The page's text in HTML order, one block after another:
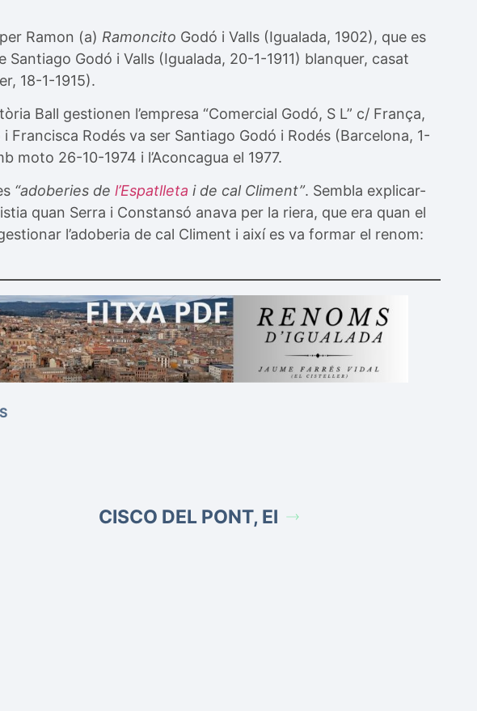
Ramon (a) Ramoncito Godó i Valls (Igualada, 1902), que es
Godó i Valls (Igualada, 20-1-1911) blanquer, casat
18-1-1915).
Ball gestionen l’empresa “Comercial Godó, S L” c/ França,
Francisca Rodés va ser Santiago Godó i Rodés (Barcelona, 1-
moto 26-10-1974 i l’Aconcagua el 1977.
“adoberies del’Espatlletai de cal Climent”. Sembla explicar-
quan Serra i Constansó anava per la riera, que era quan el
l’adoberia de cal Climent i així es va formar el renom:
CISCO DEL PONT, El